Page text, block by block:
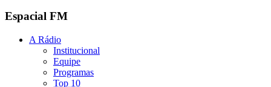
Espacial FM
A Rádio
Institucional
Equipe
Programas
Top 10